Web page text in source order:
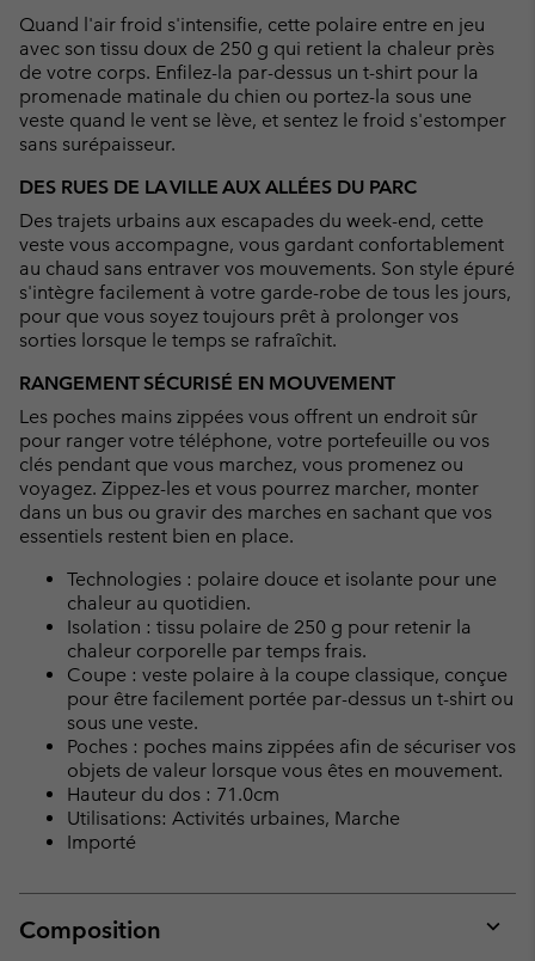
Quand l'air froid s'intensifie, cette polaire entre en jeu
avec son tissu doux de 250 g qui retient la chaleur près
de votre corps. Enfilez-la par-dessus un t-shirt pour la
promenade matinale du chien ou portez-la sous une
veste quand le vent se lève, et sentez le froid s'estomper
sans surépaisseur.
DES RUES DE LA VILLE AUX ALLÉES DU PARC
Des trajets urbains aux escapades du week-end, cette
veste vous accompagne, vous gardant confortablement
au chaud sans entraver vos mouvements. Son style épuré
s'intègre facilement à votre garde-robe de tous les jours,
pour que vous soyez toujours prêt à prolonger vos
sorties lorsque le temps se rafraîchit.
RANGEMENT SÉCURISÉ EN MOUVEMENT
Les poches mains zippées vous offrent un endroit sûr
pour ranger votre téléphone, votre portefeuille ou vos
clés pendant que vous marchez, vous promenez ou
voyagez. Zippez-les et vous pourrez marcher, monter
dans un bus ou gravir des marches en sachant que vos
essentiels restent bien en place.
Technologies : polaire douce et isolante pour une
chaleur au quotidien.
Isolation : tissu polaire de 250 g pour retenir la
chaleur corporelle par temps frais.
Coupe : veste polaire à la coupe classique, conçue
pour être facilement portée par-dessus un t-shirt ou
sous une veste.
Poches : poches mains zippées afin de sécuriser vos
objets de valeur lorsque vous êtes en mouvement.
Hauteur du dos : 71.0cm
Utilisations: Activités urbaines, Marche
Importé
Composition